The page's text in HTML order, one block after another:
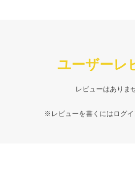
ユーザーレ
レビューはありま
※レビューを書くにはログ